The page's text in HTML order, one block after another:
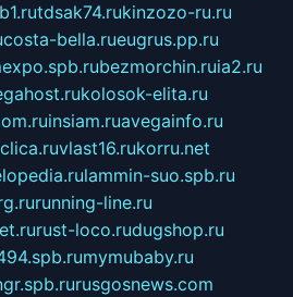
tdsak74.rukinzozo-ru.ru
costa-bella.rueugrus.pp.ru
bezmorchin.ruia2.ru
kolosok-elita.ru
insiam.ruavegainfo.ru
vlast16.rukorru.net
lammin-suo.spb.ru
running-line.ru
rust-loco.rudugshop.ru
mymubaby.ru
rusgosnews.com